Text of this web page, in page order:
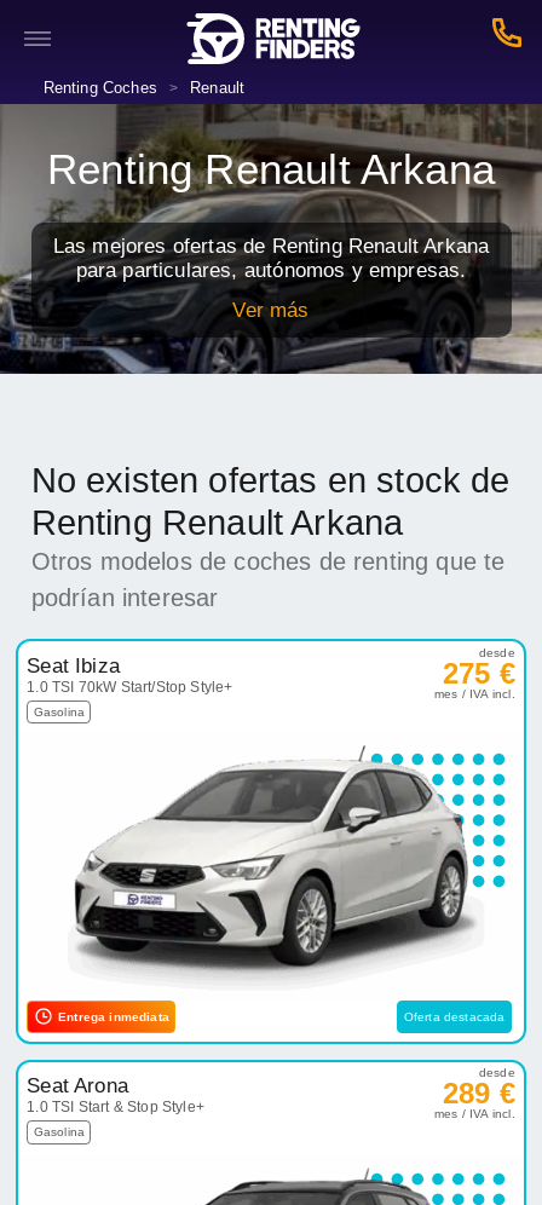
Renting Coches > Renault
Renting Renault Arkana
Las mejores ofertas de Renting Renault Arkana
para particulares, autónomos y empresas.
Ver más
No existen ofertas en stock de
Renting Renault Arkana
Otros modelos de coches de renting que te
podrían interesar
Seat Ibiza
1.0 TSI 70kW Start/Stop Style+
Gasolina
desde
275 €
mes / IVA incl.
Entrega inmediata Oferta destacada
Seat Arona
1.0 TSI Start & Stop Style+
Gasolina
desde
289 €
mes / IVA incl.